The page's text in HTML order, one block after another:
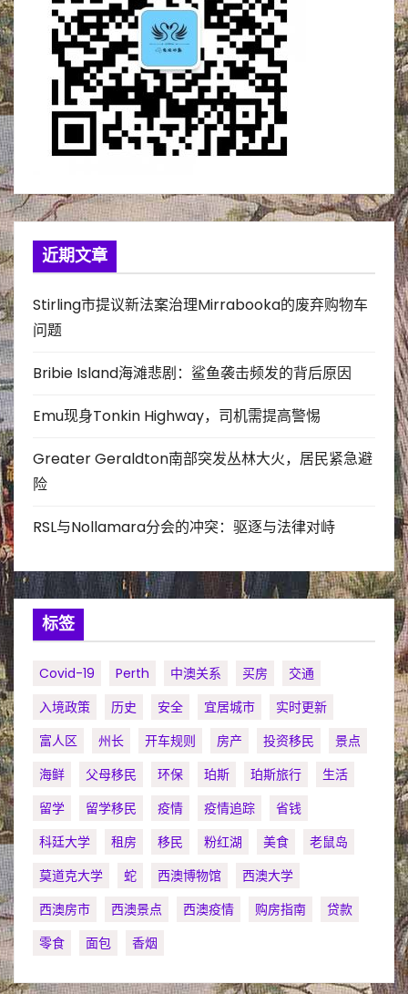
近期文章
Stirling市提议新法案治理Mirrabooka的废弃购物车
问题
Bribie Island海滩悲剧：鲨鱼袭击频发的背后原因
Emu现身Tonkin Highway，司机需提高警惕
Greater Geraldton南部突发丛林大火，居民紧急避
险
RSL与Nollamara分会的冲突：驱逐与法律对峙
标签
Covid-19 Perth 中澳关系 买房
交通
入境政策
历史 安全 宜居城市
实时更新
富人区
州长 开车规则 房产 投资移民
景点
海鲜
父母移民 环保 珀斯 珀斯旅行
生活
留学
留学移民 疫情 疫情追踪
省钱
科廷大学
租房 移民 粉红湖 美食
老鼠岛
莫道克大学
蛇 西澳博物馆
西澳大学
西澳房市
西澳景点 西澳疫情 购房指南
贷款
零食
面包 香烟